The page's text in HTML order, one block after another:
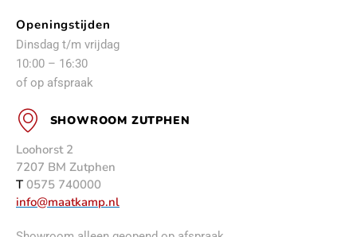
Openingstijden
Dinsdag t/m vrijdag
10:00 – 16:30
of op afspraak
SHOWROOM ZUTPHEN
Loohorst 2
7207 BM Zutphen
T 0575 740000
info@maatkamp.nl